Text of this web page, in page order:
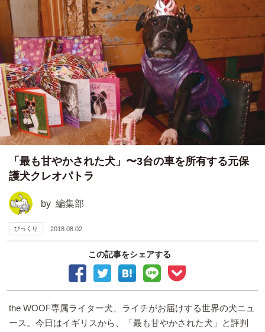
「最も甘やかされた犬」〜3台の車を所有する元保
護犬クレオパトラ
by 編集部
びっくり 2018.08.02
この記事をシェアする
the WOOF専属ライター犬、ライチがお届けする世界の犬ニュ
ース。今日はイギリスから、「最も甘やかされた犬」と評判